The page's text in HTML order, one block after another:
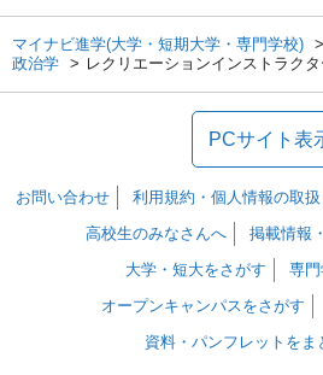
マイナビ進学(大学・短期大学・専門学校)
政治学
レクリエーションインストラクタ
PCサイト表
お問い合わせ 利用規約・個人情報の取扱
高校生のみなさんへ
掲載情報
大学・短大をさがす
専
オープンキャンパスをさがす
資料・パンフレットをま